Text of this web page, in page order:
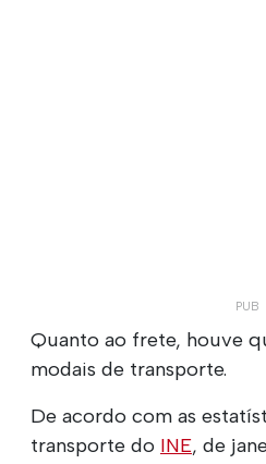
Quanto ao frete, houve
modais de transporte.
De acordo com as
transporte do INE, de